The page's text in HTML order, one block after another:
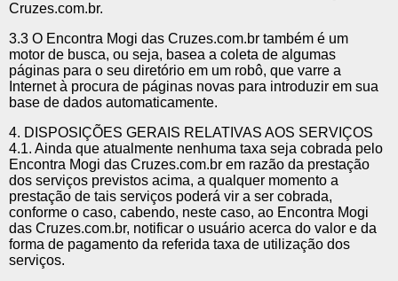
Cruzes.com.br.
3.3 O Encontra Mogi das Cruzes.com.br também é um
motor de busca, ou seja, basea a coleta de algumas
páginas para o seu diretório em um robô, que varre a
Internet à procura de páginas novas para introduzir em sua
base de dados automaticamente.
4. DISPOSIÇÕES GERAIS RELATIVAS AOS SERVIÇOS
4.1. Ainda que atualmente nenhuma taxa seja cobrada pelo
Encontra Mogi das Cruzes.com.br em razão da prestação
dos serviços previstos acima, a qualquer momento a
prestação de tais serviços poderá vir a ser cobrada,
conforme o caso, cabendo, neste caso, ao Encontra Mogi
das Cruzes.com.br, notificar o usuário acerca do valor e da
forma de pagamento da referida taxa de utilização dos
serviços.